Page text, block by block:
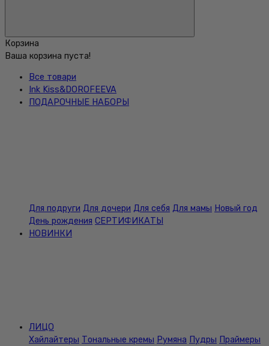
Корзина
Ваша корзина пуста!
Все товари
Ink Kiss&DOROFEEVA
ПОДАРОЧНЫЕ НАБОРЫ
Для подруги Для дочери Для себя Для мамы Новый год
День рождения СЕРТИФИКАТЫ
НОВИНКИ
ЛИЦО
Хайлайтеры Тональные кремы Румяна Пудры Праймеры